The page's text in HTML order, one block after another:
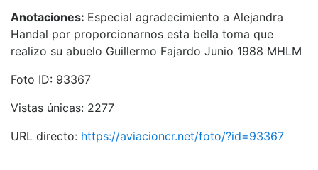
Anotaciones: Especial agradecimiento a Alejandra
Handal por proporcionarnos esta bella toma que
realizo su abuelo Guillermo Fajardo Junio 1988 MHLM
Foto ID: 93367
Vistas únicas: 2277
URL directo: https://aviacioncr.net/foto/?id=93367